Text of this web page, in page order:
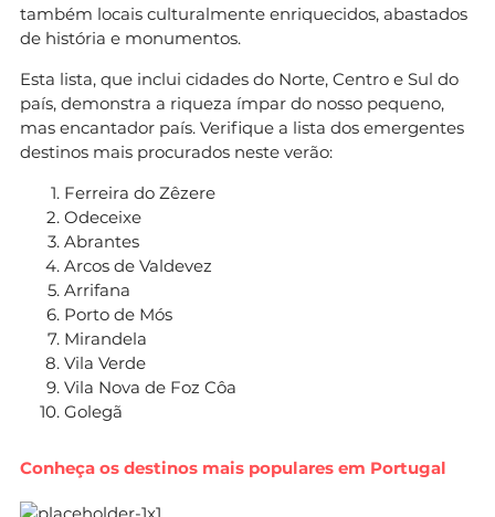
também locais culturalmente enriquecidos, abastados
de história e monumentos.
Esta lista, que inclui cidades do Norte, Centro e Sul do
país, demonstra a riqueza ímpar do nosso pequeno,
mas encantador país. Verifique a lista dos emergentes
destinos mais procurados neste verão:
Ferreira do Zêzere
Odeceixe
Abrantes
Arcos de Valdevez
Arrifana
Porto de Mós
Mirandela
Vila Verde
Vila Nova de Foz Côa
Golegã
Conheça os destinos mais populares em Portugal